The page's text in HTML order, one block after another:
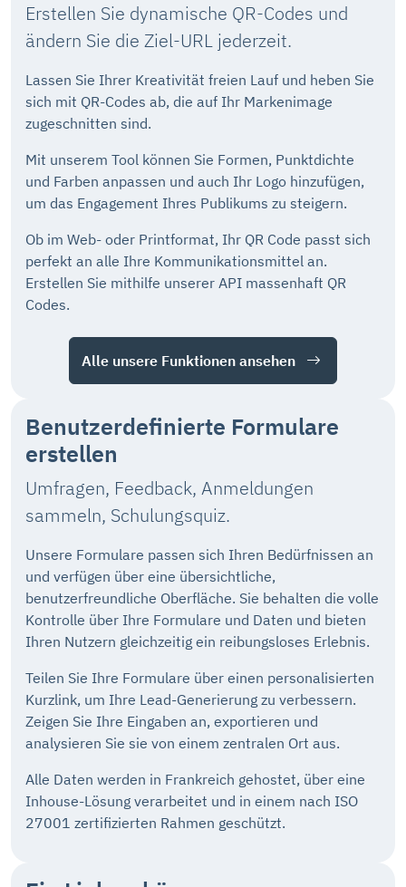
Erstellen Sie dynamische QR-Codes und
ändern Sie die Ziel-URL jederzeit.
Lassen Sie Ihrer Kreativität freien Lauf und heben Sie
sich mit QR-Codes ab, die auf Ihr Markenimage
zugeschnitten sind.
Mit unserem Tool können Sie Formen, Punktdichte
und Farben anpassen und auch Ihr Logo hinzufügen,
um das Engagement Ihres Publikums zu steigern.
Ob im Web- oder Printformat, Ihr QR Code passt sich
perfekt an alle Ihre Kommunikationsmittel an.
Erstellen Sie mithilfe unserer API massenhaft QR
Codes.
Alle unsere Funktionen ansehen
Benutzerdefinierte Formulare
erstellen
Umfragen, Feedback, Anmeldungen
sammeln, Schulungsquiz.
Unsere Formulare passen sich Ihren Bedürfnissen an
und verfügen über eine übersichtliche,
benutzerfreundliche Oberfläche. Sie behalten die volle
Kontrolle über Ihre Formulare und Daten und bieten
Ihren Nutzern gleichzeitig ein reibungsloses Erlebnis.
Teilen Sie Ihre Formulare über einen personalisierten
Kurzlink, um Ihre Lead-Generierung zu verbessern.
Zeigen Sie Ihre Eingaben an, exportieren und
analysieren Sie sie von einem zentralen Ort aus.
Alle Daten werden in Frankreich gehostet, über eine
Inhouse-Lösung verarbeitet und in einem nach ISO
27001 zertifizierten Rahmen geschützt.